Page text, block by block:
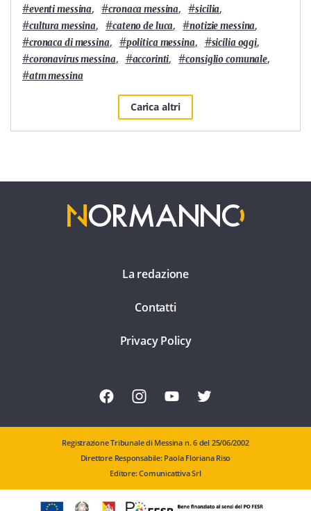
#eventi messina, #cronaca messina, #sicilia,
#cultura messina, #cateno de luca, #notizie messina,
#cronaca di messina, #politica messina, #sicilia oggi,
#coronavirus messina, #accorinti, #consiglio comunale,
#atm messina
Carica altri
La redazione
Contatti
Privacy Policy
Registrazione Tribunale di Messina n. 6 del 25/06/2002
Direttore Responsabile: Paola Floriana Riso
Editore: Comunicattiva Srl